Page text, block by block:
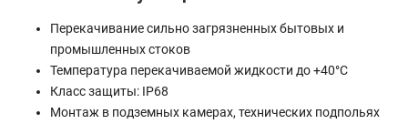
Перекачивание сильно загрязненных бытовых и
промышленных стоков
Температура перекачиваемой жидкости до +40°C
Класс защиты: IP68
Монтаж в подземных камерах, технических подпольях